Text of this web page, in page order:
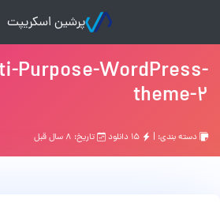
پرشین اسکریپت
Purpose-WordPress-
theme-2
دسته بندی: | تاریخ: ۸ سال قبل